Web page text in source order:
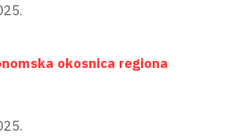
okosnica regiona